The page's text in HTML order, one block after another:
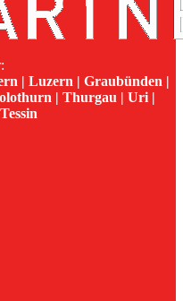
| Luzern | Graubünden |
| Thurgau | Uri |